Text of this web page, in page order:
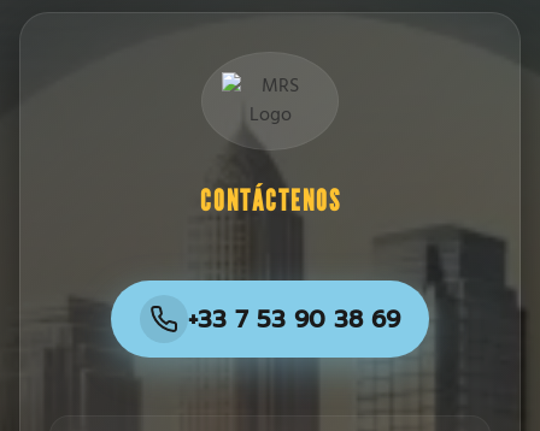
CONTÁCTENOS
+33 7 53 90 38 69